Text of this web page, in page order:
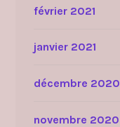
février 2021
janvier 2021
décembre 2020
novembre 2020